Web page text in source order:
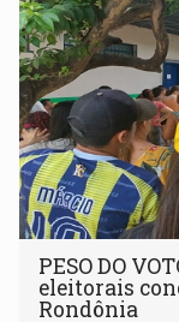
PESO DO
eleitorais
Rondônia